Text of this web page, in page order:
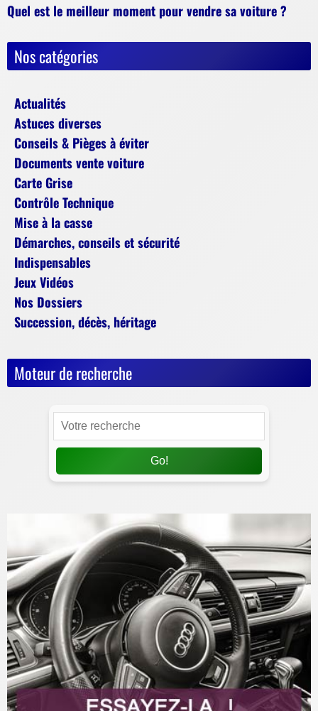
Quel est le meilleur moment pour vendre sa voiture ?
Nos catégories
Actualités
Astuces diverses
Conseils & Pièges à éviter
Documents vente voiture
Carte Grise
Contrôle Technique
Mise à la casse
Démarches, conseils et sécurité
Indispensables
Jeux Vidéos
Nos Dossiers
Succession, décès, héritage
Moteur de recherche
Go!